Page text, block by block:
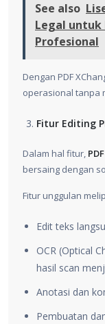
See also
Legal
Profesional
Dengan PDF
operasional tanpa
Fitur Editing
Dalam hal fitur,
bersaing dengan
Fitur unggulan
Edit teks
OCR (Optical
hasil scan
Anotasi dan
Pembuatan